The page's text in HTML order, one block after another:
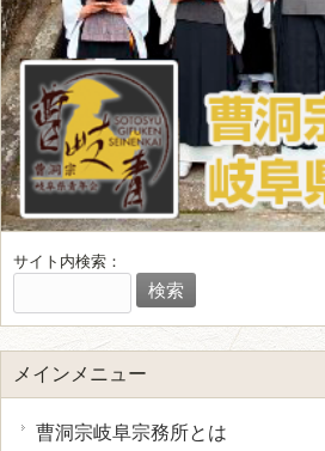
サイト内検索：
メインメニュー
曹洞宗岐阜宗務所とは